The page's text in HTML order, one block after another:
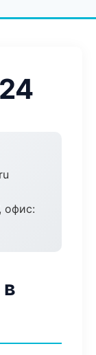
офис: